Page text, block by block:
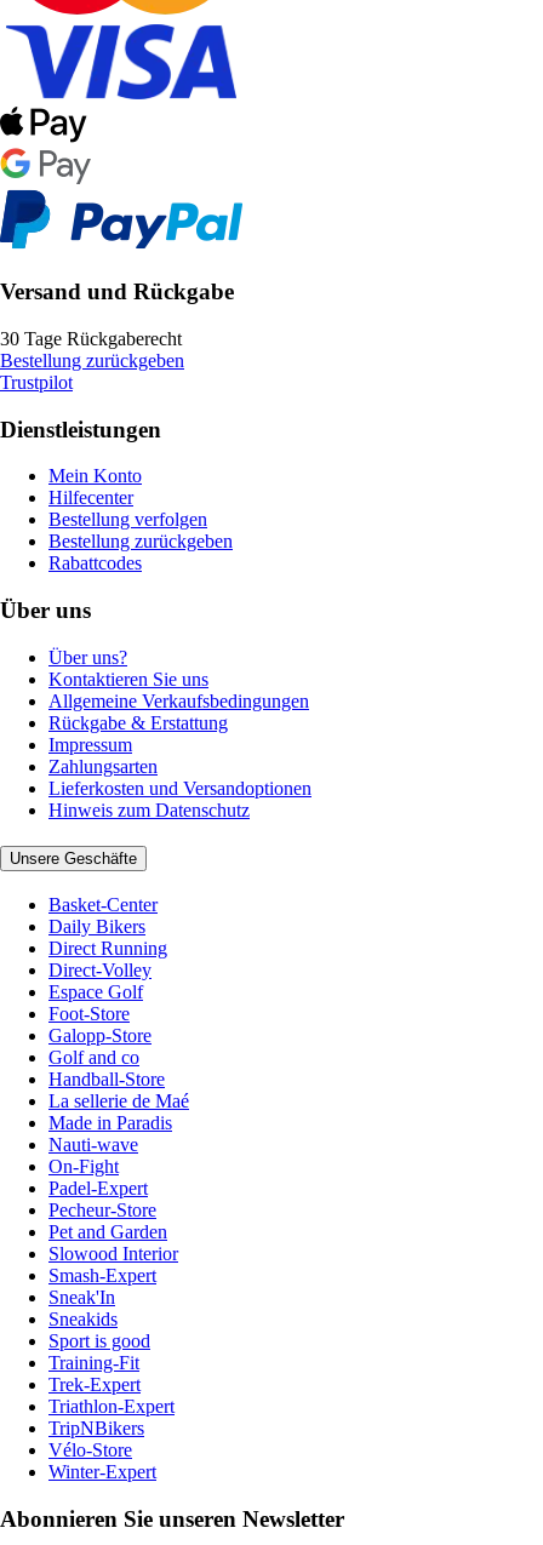
Versand und Rückgabe
30 Tage Rückgaberecht
Bestellung zurückgeben
Trustpilot
Dienstleistungen
Mein Konto
Hilfecenter
Bestellung verfolgen
Bestellung zurückgeben
Rabattcodes
Über uns
Über uns?
Kontaktieren Sie uns
Allgemeine Verkaufsbedingungen
Rückgabe & Erstattung
Impressum
Zahlungsarten
Lieferkosten und Versandoptionen
Hinweis zum Datenschutz
Unsere Geschäfte
Basket-Center
Daily Bikers
Direct Running
Direct-Volley
Espace Golf
Foot-Store
Galopp-Store
Golf and co
Handball-Store
La sellerie de Maé
Made in Paradis
Nauti-wave
On-Fight
Padel-Expert
Pecheur-Store
Pet and Garden
Slowood Interior
Smash-Expert
Sneak'In
Sneakids
Sport is good
Training-Fit
Trek-Expert
Triathlon-Expert
TripNBikers
Vélo-Store
Winter-Expert
Abonnieren Sie unseren Newsletter